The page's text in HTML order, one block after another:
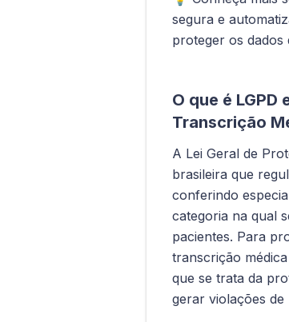
segura e
proteger os dados
O que é
Transcrição
A Lei Geral de
brasileira que
conferindo
categoria na qual
pacientes. Para
transcrição
que se trata da
gerar violações de